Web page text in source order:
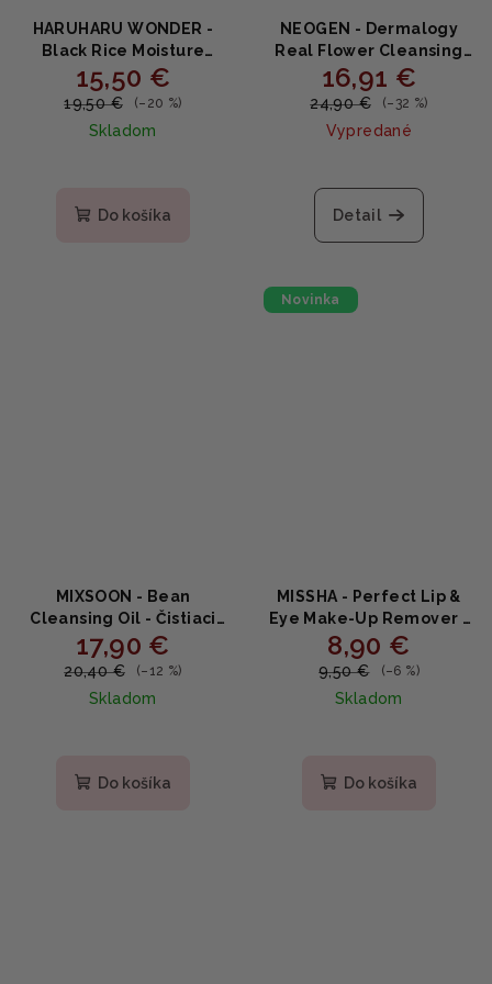
HARUHARU WONDER -
Black Rice Moisture
Deep Cleansing Oil -
Výživný čistiaci olej s
čiernou ryžou 150ml
15,50 €
19,50 € (–20 %)
Skladom
produktu
Do košíka
NEOGEN - Dermalogy
Real Flower Cleansing
Water Calendula -
Upokojujúca čistiaca
voda s nechtíkom 300ml
16,91 €
24,90 € (–32 %)
Vypredané
hodnotenie
produktu
Detail
MIXSOON - Bean
Cleansing Oil - Čistiaci
olej zo sójových bôbov
195ml
17,90 €
20,40 € (–12 %)
Skladom
Do košíka
Novinka
MISSHA - Perfect Lip &
Eye Make-Up Remover -
Dvojfázový odličovač očí
a pier s morskou vodou
8,90 €
9,50 € (–6 %)
Skladom
Do košíka